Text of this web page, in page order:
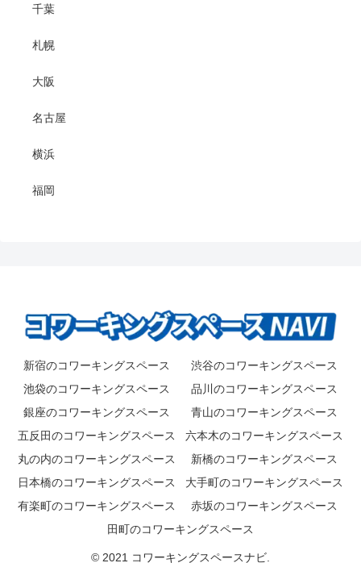
千葉
札幌
大阪
名古屋
横浜
福岡
新宿のコワーキングスペース
渋谷のコワーキングスペース
池袋のコワーキングスペース
品川のコワーキングスペース
銀座のコワーキングスペース
青山のコワーキングスペース
五反田のコワーキングスペース
六本木のコワーキングスペース
丸の内のコワーキングスペース
新橋のコワーキングスペース
日本橋のコワーキングスペース
大手町のコワーキングスペース
有楽町のコワーキングスペース
赤坂のコワーキングスペース
田町のコワーキングスペース
© 2021 コワーキングスペースナビ.